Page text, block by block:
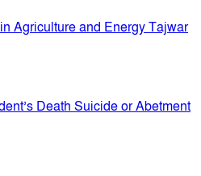
Agriculture and Energy Tajwar
Death Suicide or Abetment